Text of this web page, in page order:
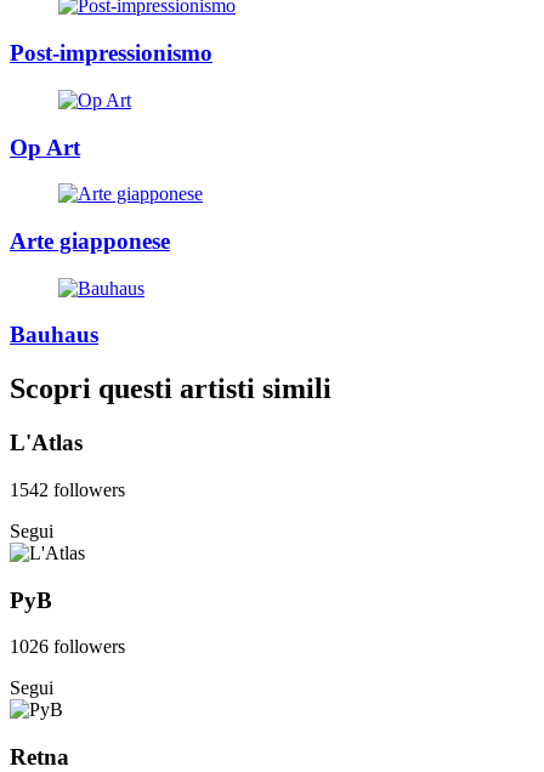
Post-impressionismo
Op Art
Arte giapponese
Bauhaus
Scopri questi artisti simili
L'Atlas
1542 followers
Segui
PyB
1026 followers
Segui
Retna